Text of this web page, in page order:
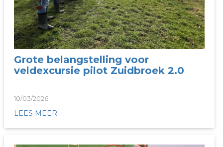
Grote belangstelling voor
veldexcursie pilot Zuidbroek 2.0
10/03/2026
LEES MEER